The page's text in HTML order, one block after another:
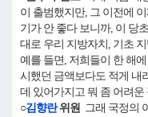
이 출범했지만, 그 이전에
기가 안 좋다 보니까, 이 당
대로 우리 지방자치, 기초
예를 들면, 저희들이 한 해
시했던 금액보다도 적게 내
데 있어가지고 뭐 좀 어려
○김향란위원 그래 국정의